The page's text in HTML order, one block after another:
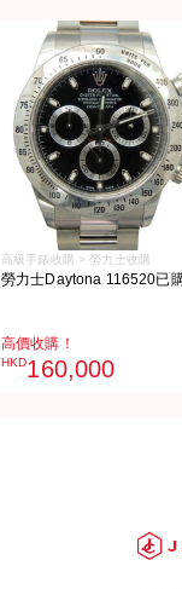
高級手錶收購 > 勞力士收購
勞力士Daytona 116520已
高價收購！
HKD160,000